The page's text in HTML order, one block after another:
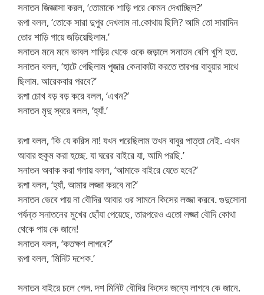
সনাতন জিজ্ঞাসা করল, ‘তোমাকে শাড়ি পরে কেমন দেখাচ্ছিল?’
রূপা বলল, ‘তোকে সারা দুপুর দেখলাম না.কোথায় ছিলি? আমি তো সারাদিন
তোর শাড়ি গায়ে জড়িয়েছিলাম.’
সনাতন মনে মনে ভাবল শাড়ির থেকে ওকে জড়ালে সনাতন বেশি খুশি হত.
সনাতন বলল, ‘হাটে গেছিলাম পূজার কেনাকাটা করতে তারপর বাবুয়ার সাথে
ছিলাম. আরেকবার পরবে?’
রূপা চোখ বড় বড় করে বলল, ‘এখন?’
সনাতন মৃদু স্বরে বলল, ‘হ্যাঁ.’
রূপা বলল, ‘কি যে করিস না! যখন পরেছিলাম তখন বাবুর পাত্তা নেই. এখন
আবার হুকুম করা হচ্ছে. যা ঘরের বাইরে যা, আমি পরছি.’
সনাতন অবাক করা গলায় বলল, ‘আমাকে বাইরে যেতে হবে?’
রূপা বলল, ‘হ্যাঁ, আমার লজ্জা করবে না?’
সনাতন ভেবে পায় না বৌদির আবার ওর সামনে কিসের লজ্জা করবে. গুদুসোনা
পর্যন্ত সনাতনের মুখের ছোঁযা পেয়েছে, তারপরেও এতো লজ্জা বৌদি কোথা
থেকে পায় কে জানে!
সনাতন বলল, ‘কতক্ষণ লাগবে?’
রূপা বলল, ‘মিনিট দশেক.’
সনাতন বাইরে চলে গেল. দশ মিনিট বৌদির কিসের জন্যে লাগবে কে জানে.